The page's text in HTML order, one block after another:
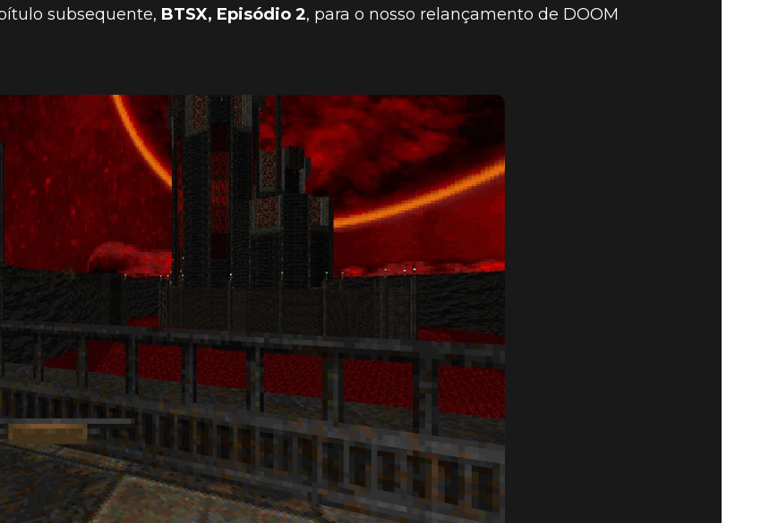
ADICIONAL
BTSX, EPISÓDIO 2!
subsequente, BTSX, Episódio 2, para o nosso relançamento de DOOM